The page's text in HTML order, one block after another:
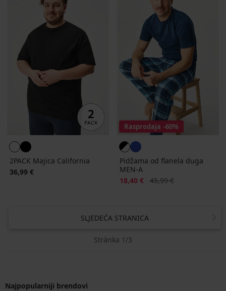
2PACK Majica California
36,99 €
Rasprodaja -60%
Pidžama od flanela duga
MEN-A
Popust
18,40 € Prvobitna cijena
45,99 €
SLJEDEĆA STRANICA
Stránka 1/3
Najpopularniji brendovi